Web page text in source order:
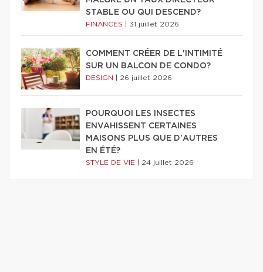
STABLE OU QUI DESCEND?
FINANCES 31 juillet 2026
COMMENT CRÉER DE L'INTIMITÉ
SUR UN BALCON DE CONDO?
DESIGN 26 juillet 2026
POURQUOI LES INSECTES
ENVAHISSENT CERTAINES
MAISONS PLUS QUE D'AUTRES
EN ÉTÉ?
STYLE DE VIE 24 juillet 2026